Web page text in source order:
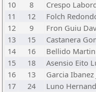
10
8 Crespo
11
12 Folch
12
9 Fron Guiu
13
15 Castanera
14
16 Bellido Martin
15
18 Asensio Eito
16
13 Garcia Ibanez
17
24 Luno